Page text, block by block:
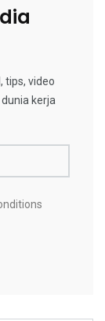
tips, video
kerja